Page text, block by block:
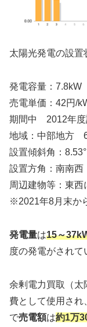
太陽光発電の設置
発電容量：7.8kW
売電単価：42円/
期間中 2012年
地域：中部地方
設置傾斜角：
設置方角：南南西
周辺建物等：東
※2021年8月末か
発電量は15～
度の発電がされて
余剰電力買取（太
費として使用され
で売電額は約1万